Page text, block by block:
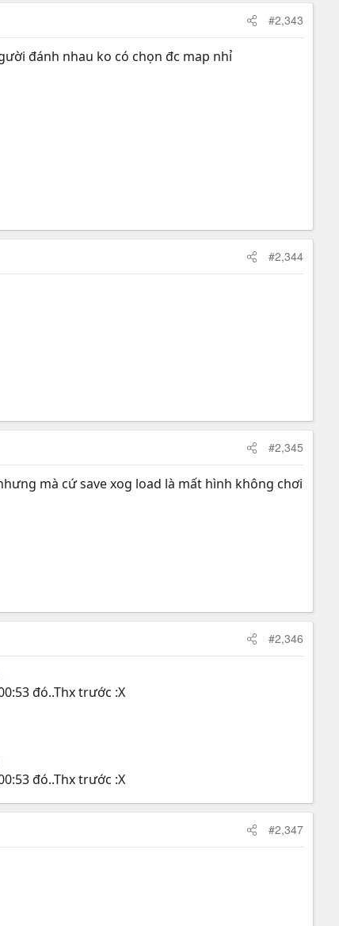
#2,343
đánh nhau ko có chọn đc map nhỉ
#2,344
#2,345
mà cứ save xog load là mất hình không chơi
#2,346
đó..Thx trước :X
đó..Thx trước :X
#2,347